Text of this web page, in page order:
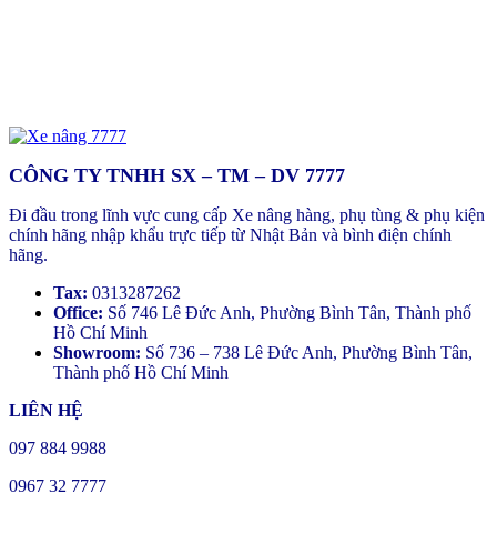
CÔNG TY TNHH SX – TM – DV 7777
Đi đầu trong lĩnh vực cung cấp Xe nâng hàng, phụ tùng & phụ kiện
chính hãng nhập khẩu trực tiếp từ Nhật Bản và bình điện chính
hãng.
Tax: 0313287262
Office: Số 746 Lê Đức Anh, Phường Bình Tân, Thành phố
Hồ Chí Minh
Showroom: Số 736 – 738 Lê Đức Anh, Phường Bình Tân,
Thành phố Hồ Chí Minh
LIÊN HỆ
097 884 9988
0967 32 7777